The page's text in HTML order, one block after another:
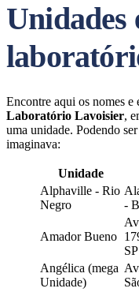
Unidades
Encontre aqui os nomes e
Laboratório Lavoisier,
uma unidade. Podendo
imaginava:
Unidade
Alphaville - Rio
Negro
-
Amador Bueno
SP
Angélica (mega
Unidade)